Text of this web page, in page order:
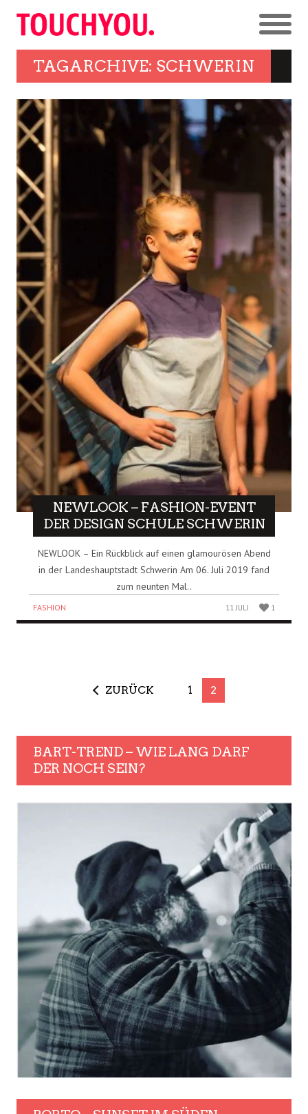
TAGARCHIVE: SCHWERIN
NEWLOOK – FASHION-EVENT
DER DESIGN SCHULE SCHWERIN
NEWLOOK – Ein Rückblick auf einen glamourösen Abend
in der Landeshauptstadt Schwerin Am 06. Juli 2019 fand
zum neunten Mal..
FASHION 11 JULI 1
ZURÜCK 1 2
BART-TREND – WIE LANG DARF
DER NOCH SEIN?